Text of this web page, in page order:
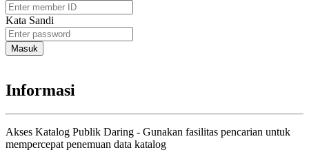
Kata Sandi
Informasi
Akses Katalog Publik Daring - Gunakan fasilitas pencarian untuk
mempercepat penemuan data katalog